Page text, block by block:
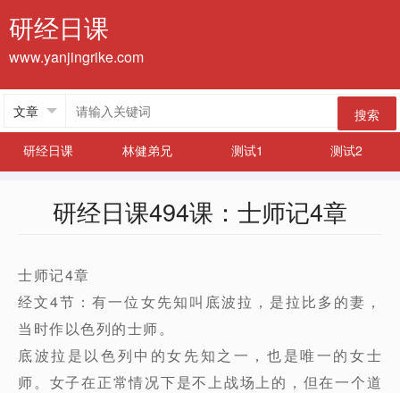
研经日课
www.yanjingrike.com
搜索
研经日课
林健弟兄 测试1 测试2
研经日课494课：士师记4章
士师记4章
经文4节：有一位女先知叫底波拉，是拉比多的妻，
当时作以色列的士师。
底波拉是以色列中的女先知之一，也是唯一的女士
师。女子在正常情况下是不上战场上的，但在一个道